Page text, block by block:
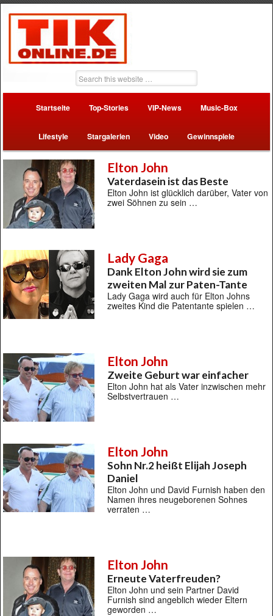
Startseite Top-Stories VIP-News Music-Box
Lifestyle Stargalerien Video Gewinnspiele
Elton John
Vaterdasein ist das Beste
Elton John ist glücklich darüber, Vater von
zwei Söhnen zu sein …
Lady Gaga
Dank Elton John wird sie zum
zweiten Mal zur Paten-Tante
Lady Gaga wird auch für Elton Johns
zweites Kind die Patentante spielen …
Elton John
Zweite Geburt war einfacher
Elton John hat als Vater inzwischen mehr
Selbstvertrauen …
Elton John
Sohn Nr.2 heißt Elijah Joseph
Daniel
Elton John und David Furnish haben den
Namen ihres neugeborenen Sohnes
verraten …
Elton John
Erneute Vaterfreuden?
Elton John und sein Partner David
Furnish sind angeblich wieder Eltern
geworden …